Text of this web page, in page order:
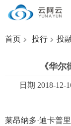
首页 投行 投
《华
日期 2018-
莱昂纳多·迪卡普